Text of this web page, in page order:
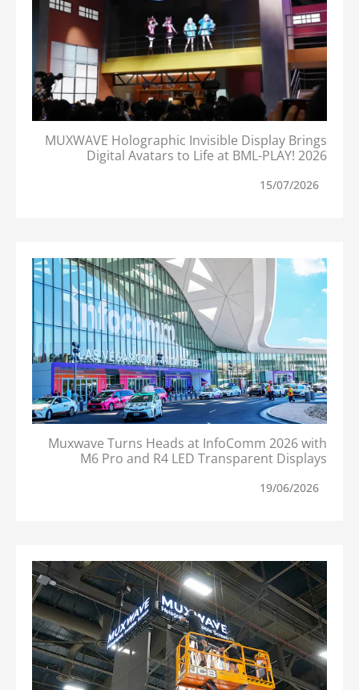
MUXWAVE Holographic Invisible Display Brings
Digital Avatars to Life at BML-PLAY! 2026
15/07/2026
Muxwave Turns Heads at InfoComm 2026 with
M6 Pro and R4 LED Transparent Displays
19/06/2026